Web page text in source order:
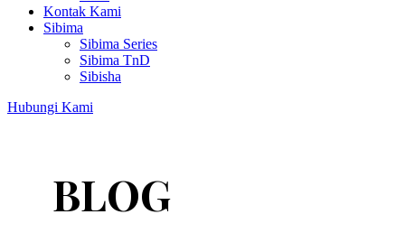
Kontak Kami
Sibima
Sibima Series
Sibima TnD
Sibisha
Hubungi Kami